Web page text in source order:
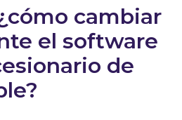
cambiar
el software
de